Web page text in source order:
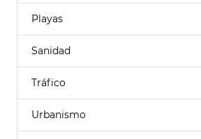
Playas
Sanidad
Tráfico
Urbanismo